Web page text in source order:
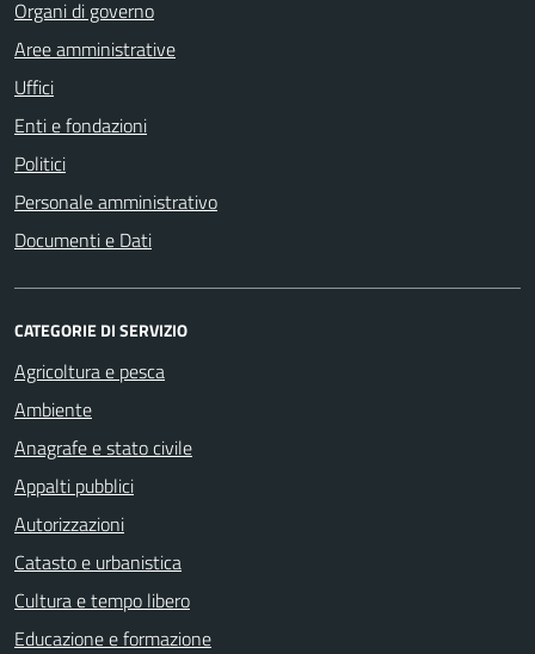
Organi di governo
Aree amministrative
Uffici
Enti e fondazioni
Politici
Personale amministrativo
Documenti e Dati
CATEGORIE DI SERVIZIO
Agricoltura e pesca
Ambiente
Anagrafe e stato civile
Appalti pubblici
Autorizzazioni
Catasto e urbanistica
Cultura e tempo libero
Educazione e formazione